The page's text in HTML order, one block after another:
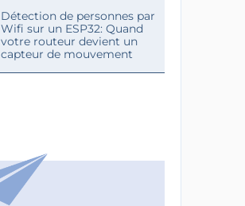
Détection de personnes par
Wifi sur un ESP32: Quand
votre routeur devient un
capteur de mouvement